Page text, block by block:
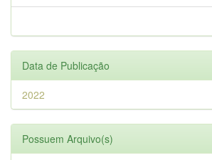
Data de Publicação
2022
Possuem Arquivo(s)